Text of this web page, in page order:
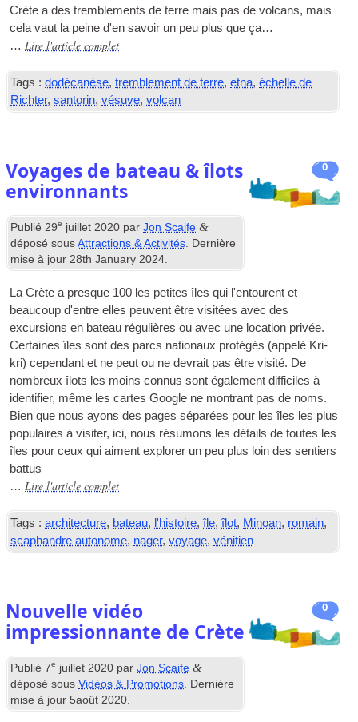
Crète a des tremblements de terre mais pas de volcans, mais
cela vaut la peine d'en savoir un peu plus que ça…
… Lire l'article complet
Tags : dodécanèse,tremblement de terre,etna,échelle de
Richter,santorin,vésuve,volcan
0
Voyages de bateau & îlots
environnants
Publié29e juillet 2020 parJon Scaife &
déposé sousAttractions & Activités. Dernière
mise à jour28th January 2024.
La Crète a presque 100 les petites îles qui l'entourent et
beaucoup d'entre elles peuvent être visitées avec des
excursions en bateau régulières ou avec une location privée.
Certaines îles sont des parcs nationaux protégés (appelé Kri-
kri) cependant et ne peut ou ne devrait pas être visité. De
nombreux îlots les moins connus sont également difficiles à
identifier, même les cartes Google ne montrant pas de noms.
Bien que nous ayons des pages séparées pour les îles les plus
populaires à visiter, ici, nous résumons les détails de toutes les
îles pour ceux qui aiment explorer un peu plus loin des sentiers
battus
… Lire l'article complet
Tags : architecture, bateau, l'histoire,île,îlot, Minoan, romain,
scaphandre autonome, nager,voyage,vénitien
0
Nouvelle vidéo
impressionnante de Crète
Publié7e juillet 2020 parJon Scaife &
déposé sousVidéos & Promotions. Dernière
mise à jour5août 2020.